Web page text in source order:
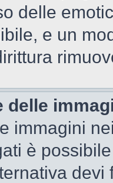
delle
e un
delle
immagini
è
devi